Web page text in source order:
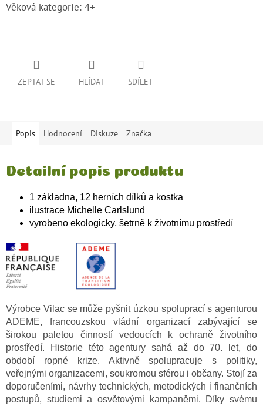
Věková kategorie: 4+
ZEPTAT SE HLÍDAT SDÍLET
Popis Hodnocení Diskuze Značka
Detailní popis produktu
1 základna, 12 herních dílků a kostka
ilustrace Michelle Carlslund
vyrobeno ekologicky, šetrně k životnímu prostředí
Výrobce Vilac se může pyšnit úzkou spoluprací s agenturou
ADEME, francouzskou vládní organizací zabývající se
širokou paletou činností vedoucích k ochraně životního
prostředí. Historie této agentury sahá až do 70. let, do
období ropné krize. Aktivně spolupracuje s politiky,
veřejnými organizacemi, soukromou sférou i občany. Stojí za
doporučeními, návrhy technických, metodických i finančních
postupů, studiemi a osvětovými kampaněmi. Díky svému